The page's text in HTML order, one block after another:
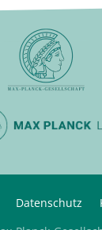
Datenschutz